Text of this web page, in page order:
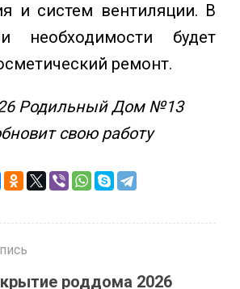
и систем вентиляции. В
необходимости будет
ремонт.
Родильный Дом №13
свою работу
роддома 2026